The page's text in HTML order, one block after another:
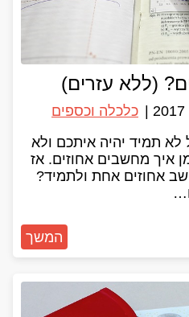
(ללא עזרים)
כלכלה וכספים
לא תמיד יהיה איתכם ולא
איך מחשבים אחוזים. אז
אחוזים אחת ולתמיד?
המשך